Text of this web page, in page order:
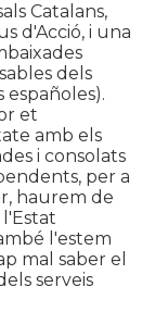
Catalans,
d'Acció, i una
dels
españoles).
et
amb els
i consolats
per a
haurem de
l'estem
mal saber el
serveis